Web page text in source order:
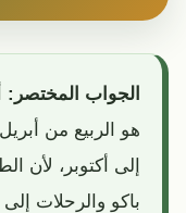
الجواب المختصر:
هو الربيع من
إلى أكتوبر،
باكو والرحلات